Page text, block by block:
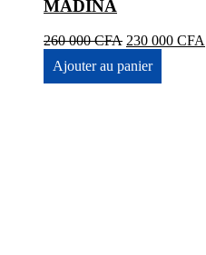
MADINA
260 000CFA Le
initial
était :
230 000 CFA
Ajouter au panier